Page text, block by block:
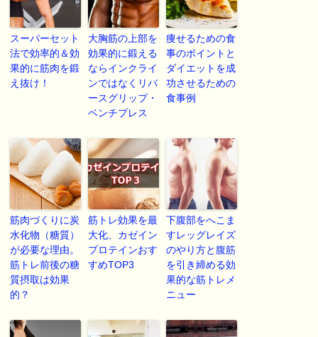
スーパーセット
法で効率的＆効
果的に筋肉を鍛
え抜け！
大胸筋の上部を
効果的に鍛える
ならインクライ
ンではなくリバ
ースグリップ・
ベンチプレス
痩せるための食
事のポイントと
ダイエットを成
功させるための
食事例
筋肉づくりに炭
水化物（糖質）
が必要な理由。
筋トレ前後の糖
質摂取は効果
的？
筋トレ効果を最
大化、カゼイン
プロテインおす
すめTOP3
下腹部をへこま
すレッグレイズ
のやり方と腹筋
を引き締める効
果的な筋トレメ
ニュー